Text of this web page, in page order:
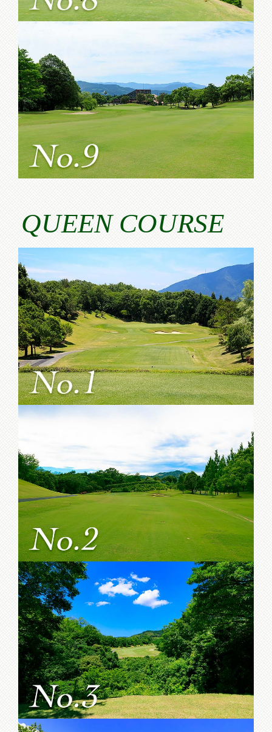
QUEEN COURSE